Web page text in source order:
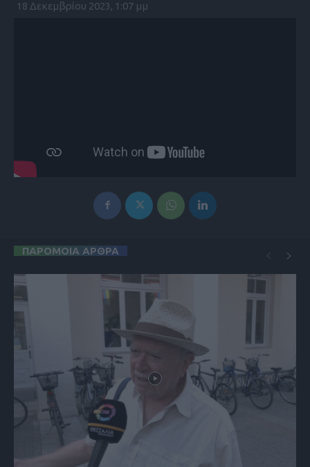
18 Δεκεμβρίου 2023, 1:07 μμ
ΠΑΡΟΜΟΙΑ ΑΡΘΡΑ